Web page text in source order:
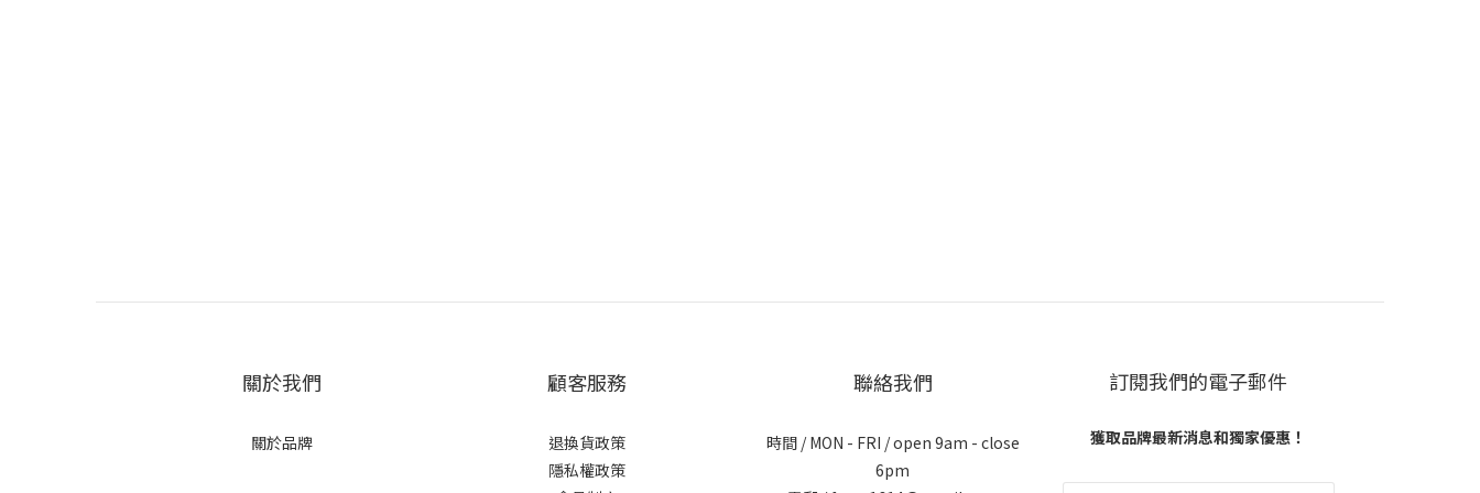
關於我們
關於品牌
顧客服務
退換貨政策
隱私權政策
聯絡我們
時間 / MON - FRI / open 9am - close
6pm
訂閱我們的電子郵件
獲取品牌最新消息和獨家優惠！